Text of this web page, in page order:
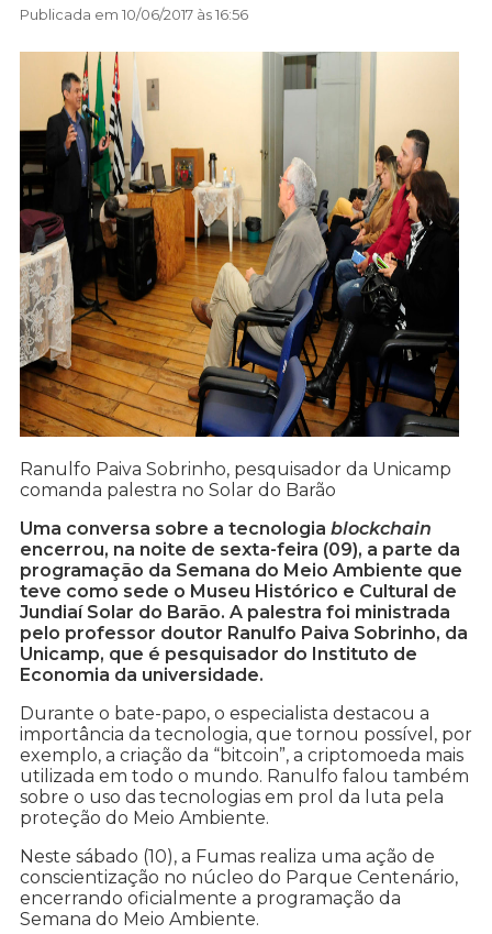
Publicada em 10/06/2017 às 16:56
Ranulfo Paiva Sobrinho, pesquisador da Unicamp
comanda palestra no Solar do Barão
Uma conversa sobre a tecnologia blockchain
encerrou, na noite de sexta-feira (09), a parte da
programação da Semana do Meio Ambiente que
teve como sede o Museu Histórico e Cultural de
Jundiaí Solar do Barão. A palestra foi ministrada
pelo professor doutor Ranulfo Paiva Sobrinho, da
Unicamp, que é pesquisador do Instituto de
Economia da universidade.
Durante o bate-papo, o especialista destacou a
importância da tecnologia, que tornou possível, por
exemplo, a criação da “bitcoin”, a criptomoeda mais
utilizada em todo o mundo. Ranulfo falou também
sobre o uso das tecnologias em prol da luta pela
proteção do Meio Ambiente.
Neste sábado (10), a Fumas realiza uma ação de
conscientização no núcleo do Parque Centenário,
encerrando oficialmente a programação da
Semana do Meio Ambiente.